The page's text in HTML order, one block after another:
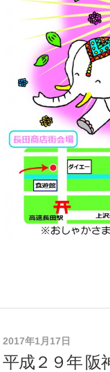
2017年1月17日
平成２９年 阪